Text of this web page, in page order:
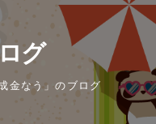
グ
金なう」のブログ